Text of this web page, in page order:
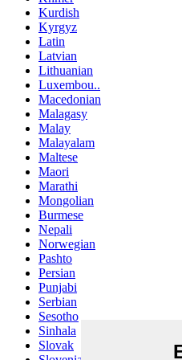
Kurdish
Kyrgyz
Latin
Latvian
Lithuanian
Luxembou..
Macedonian
Malagasy
Malay
Malayalam
Maltese
Maori
Marathi
Mongolian
Burmese
Nepali
Norwegian
Pashto
Persian
Punjabi
Serbian
Sesotho
Sinhala
Slovak